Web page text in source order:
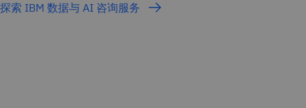
探索 IBM 数据与 AI 咨询服务